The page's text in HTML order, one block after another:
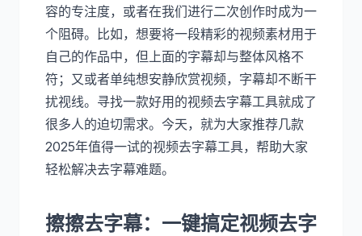
容的专注度，或者在我们进行二次创作时成为一
个阻碍。比如，想要将一段精彩的视频素材用于
自己的作品中，但上面的字幕却与整体风格不
符；又或者单纯想安静欣赏视频，字幕却不断干
扰视线。寻找一款好用的视频去字幕工具就成了
很多人的迫切需求。今天，就为大家推荐几款
2025年值得一试的视频去字幕工具，帮助大家
轻松解决去字幕难题。
擦擦去字幕：一键搞定视频去字